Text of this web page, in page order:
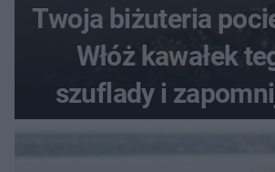
Twoja biżuteria
Włóż kawałek
szuflady i